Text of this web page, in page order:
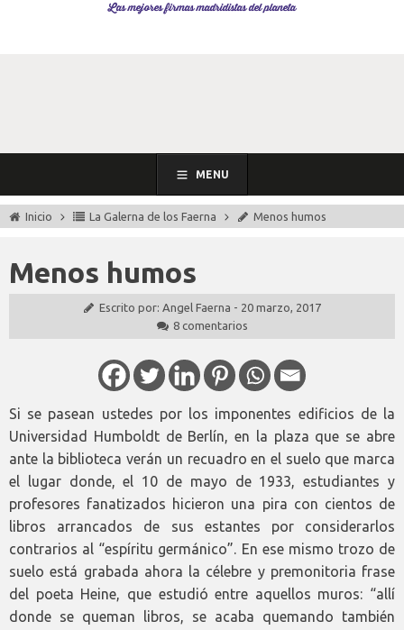
Las mejores firmas madridistas del planeta
MENU
Inicio La Galerna de los Faerna Menos humos
Menos humos
Escrito por: Angel Faerna - 20 marzo, 2017
8 comentarios
Si se pasean ustedes por los imponentes edificios de la
Universidad Humboldt de Berlín, en la plaza que se abre
ante la biblioteca verán un recuadro en el suelo que marca
el lugar donde, el 10 de mayo de 1933, estudiantes y
profesores fanatizados hicieron una pira con cientos de
libros arrancados de sus estantes por considerarlos
contrarios al “espíritu germánico”. En ese mismo trozo de
suelo está grabada ahora la célebre y premonitoria frase
del poeta Heine, que estudió entre aquellos muros: “allí
donde se queman libros, se acaba quemando también